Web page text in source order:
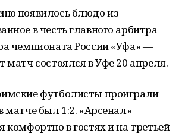
появилось блюдо из
в честь главного арбитра
чемпионата России «Уфа» —
матч состоялся в Уфе 20 апреля.
футболисты проиграли
матче был 1:2. «Арсенал»
комфортно в гостях и на третьей